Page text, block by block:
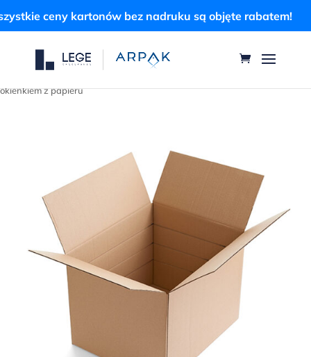
ceny kartonów bez nadruku są objęte rabatem!
okienkiem z papieru